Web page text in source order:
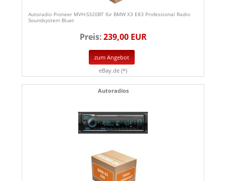
Autoradio Pioneer MVH-S320BT für BMW X3 E83 Professional Radio
Soundsystem Bluet
Preis:239,00 EUR
zum Angebot
eBay.de (*)
Autoradios